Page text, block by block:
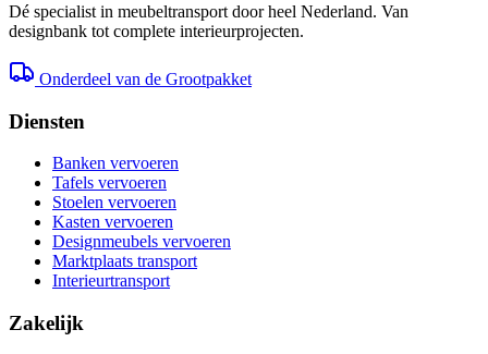
Dé specialist in meubeltransport door heel Nederland. Van
designbank tot complete interieurprojecten.
Onderdeel van de Grootpakket
Diensten
Banken vervoeren
Tafels vervoeren
Stoelen vervoeren
Kasten vervoeren
Designmeubels vervoeren
Marktplaats transport
Interieurtransport
Zakelijk